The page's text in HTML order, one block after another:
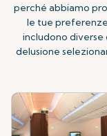
perché abbiamo
le tue preferenze
includono diverse
delusione